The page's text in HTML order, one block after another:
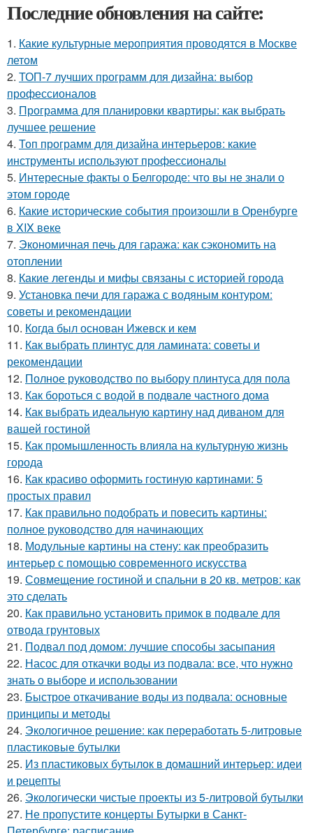
Последние обновления на сайте:
1. Какие культурные мероприятия проводятся в Москве
летом
2. ТОП-7 лучших программ для дизайна: выбор
профессионалов
3. Программа для планировки квартиры: как выбрать
лучшее решение
4. Топ программ для дизайна интерьеров: какие
инструменты используют профессионалы
5. Интересные факты о Белгороде: что вы не знали о
этом городе
6. Какие исторические события произошли в Оренбурге
в XIX веке
7. Экономичная печь для гаража: как сэкономить на
отоплении
8. Какие легенды и мифы связаны с историей города
9. Установка печи для гаража с водяным контуром:
советы и рекомендации
10. Когда был основан Ижевск и кем
11. Как выбрать плинтус для ламината: советы и
рекомендации
12. Полное руководство по выбору плинтуса для пола
13. Как бороться с водой в подвале частного дома
14. Как выбрать идеальную картину над диваном для
вашей гостиной
15. Как промышленность влияла на культурную жизнь
города
16. Как красиво оформить гостиную картинами: 5
простых правил
17. Как правильно подобрать и повесить картины:
полное руководство для начинающих
18. Модульные картины на стену: как преобразить
интерьер с помощью современного искусства
19. Совмещение гостиной и спальни в 20 кв. метров: как
это сделать
20. Как правильно установить примок в подвале для
отвода грунтовых
21. Подвал под домом: лучшие способы засыпания
22. Насос для откачки воды из подвала: все, что нужно
знать о выборе и использовании
23. Быстрое откачивание воды из подвала: основные
принципы и методы
24. Экологичное решение: как переработать 5-литровые
пластиковые бутылки
25. Из пластиковых бутылок в домашний интерьер: идеи
и рецепты
26. Экологически чистые проекты из 5-литровой бутылки
27. Не пропустите концерты Бутырки в Санкт-